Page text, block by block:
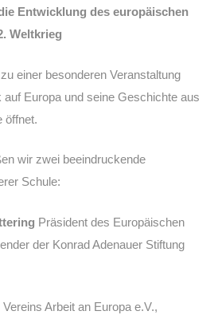
Entwicklung des europäischen
Weltkrieg
einer besonderen Veranstaltung
auf Europa und seine Geschichte aus
öffnet.
wir zwei beeindruckende
Schule:
Präsident des Europäischen
der Konrad Adenauer Stiftung
Arbeit an Europa e.V.,